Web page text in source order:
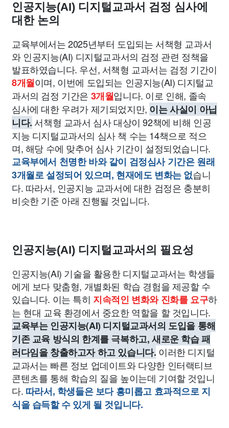
인공지능(AI) 디지털교과서 검정 심사에
대한 논의
교육부에서는 2025년부터 도입되는 서책형 교과서
와 인공지능(AI) 디지털교과서의 검정 관련 정책을
발표하였습니다. 우선, 서책형 교과서는 검정 기간이
8개월이며, 이번에 도입되는 인공지능(AI) 디지털교
과서의 검정 기간은 3개월입니다. 이로 인해, 졸속
심사에 대한 우려가 제기되었지만, 이는 사실이 아닙
니다. 서책형 교과서 심사 대상이 92책에 비해 인공
지능 디지털교과서의 심사 책 수는 14책으로 적으
며, 해당 수에 맞추어 심사 기간이 설정되었습니다.
교육부에서 천명한 바와 같이 검정심사 기간은 원래
3개월로 설정되어 있으며, 현재에도 변화는 없습니
다. 따라서, 인공지능 교과서에 대한 검정은 충분히
비슷한 기준 아래 진행될 것입니다.
인공지능(AI) 디지털교과서의 필요성
인공지능(AI) 기술을 활용한 디지털교과서는 학생들
에게 보다 맞춤형, 개별화된 학습 경험을 제공할 수
있습니다. 이는 특히 지속적인 변화와 진화를 요구하
는 현대 교육 환경에서 중요한 역할을 할 것입니다.
교육부는 인공지능(AI) 디지털교과서의 도입을 통해
기존 교육 방식의 한계를 극복하고, 새로운 학습 패
러다임을 창출하고자 하고 있습니다. 이러한 디지털
교과서는 빠른 정보 업데이트와 다양한 인터랙티브
콘텐츠를 통해 학습의 질을 높이는데 기여할 것입니
다. 따라서, 학생들은 보다 흥미롭고 효과적으로 지
식을 습득할 수 있게 될 것입니다.